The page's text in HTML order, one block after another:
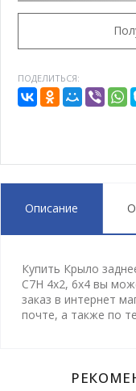
ПОДЕЛИТЬСЯ:
Описание
Купить Крыло
C7H 4х2, 6х4 вы
заказ в интернет
почте, а также по